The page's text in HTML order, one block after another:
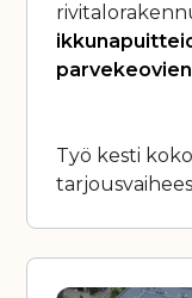
Työ kesti